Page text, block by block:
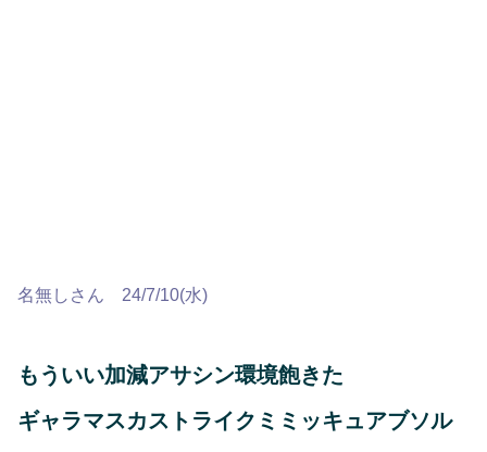
名無しさん 24/7/10(水)
もういい加減アサシン環境飽きた
ギャラマスカストライクミミッキュアブソル